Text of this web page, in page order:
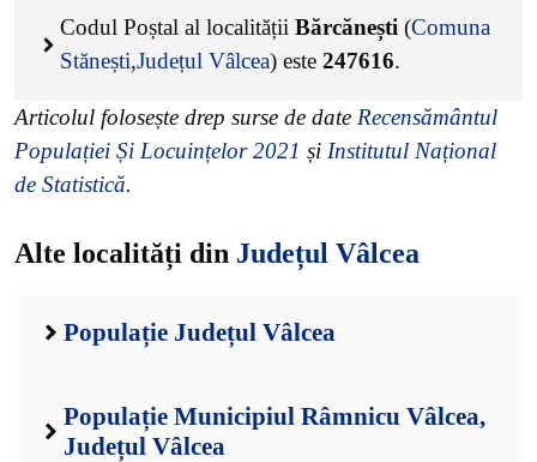
Codul Poștal al localității Bărcănești (Comuna
Stănești,Județul Vâlcea) este 247616.
Articolul folosește drep surse de date Recensământul
Populației Și Locuințelor 2021 și Institutul Național
de Statistică.
Alte localități din Județul Vâlcea
Populație Județul Vâlcea
Populație Municipiul Râmnicu Vâlcea,
Județul Vâlcea